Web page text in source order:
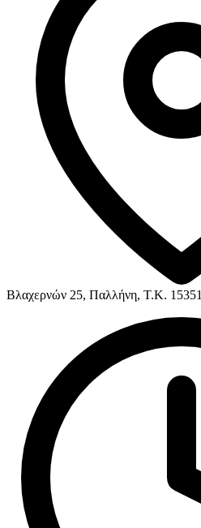
Βλαχερνών 25, Παλλήνη, Τ.Κ. 15351